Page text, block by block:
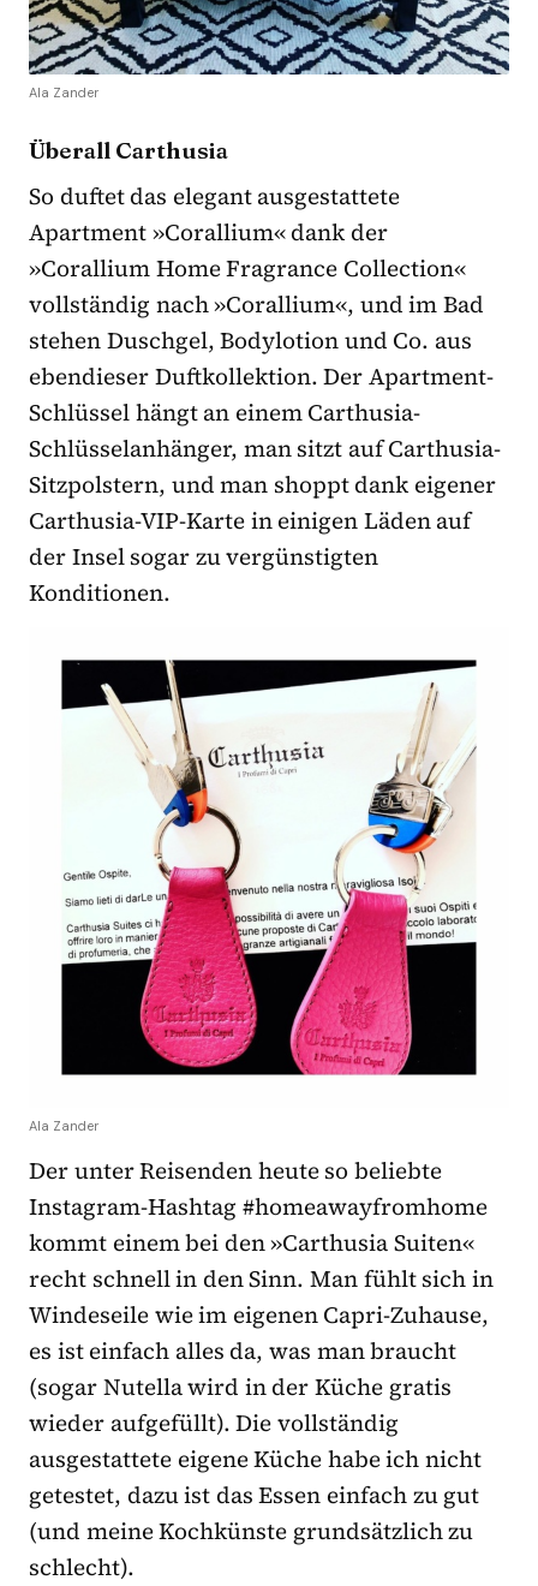
Ala Zander
Überall Carthusia
So duftet das elegant ausgestattete
Apartment »Corallium« dank der
»Corallium Home Fragrance Collection«
vollständig nach »Corallium«, und im Bad
stehen Duschgel, Bodylotion und Co. aus
ebendieser Duftkollektion. Der Apartment-
Schlüssel hängt an einem Carthusia-
Schlüsselanhänger, man sitzt auf Carthusia-
Sitzpolstern, und man shoppt dank eigener
Carthusia-VIP-Karte in einigen Läden auf
der Insel sogar zu vergünstigten
Konditionen.
Ala Zander
Der unter Reisenden heute so beliebte
Instagram-Hashtag #homeawayfromhome
kommt einem bei den »Carthusia Suiten«
recht schnell in den Sinn. Man fühlt sich in
Windeseile wie im eigenen Capri-Zuhause,
es ist einfach alles da, was man braucht
(sogar Nutella wird in der Küche gratis
wieder aufgefüllt). Die vollständig
ausgestattete eigene Küche habe ich nicht
getestet, dazu ist das Essen einfach zu gut
(und meine Kochkünste grundsätzlich zu
schlecht).